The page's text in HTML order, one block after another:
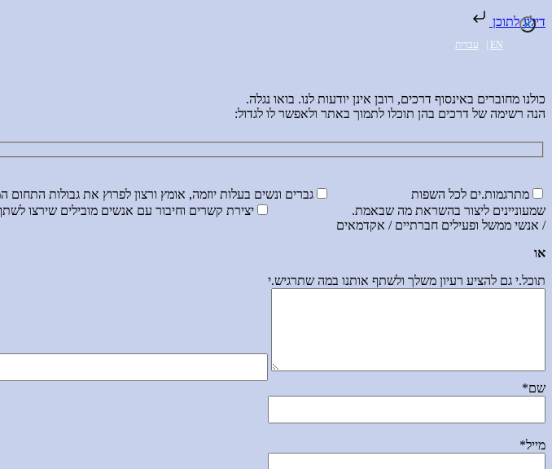
דילוג לתוכן
כולנו מחוברים באינסוף דרכים, רובן אינן יודעות לנו. בואו נגלה.
הנה רשימה של דרכים בהן תוכלו לתמוך באתר ולאפשר לו לגדול:
מתרגמות.ים לכל השפות גברים ונשים בעלות יוזמה, אומץ ורצון לפרוץ את גבולות
שמעוניינים ליצור בהשראת מה שבאמת.
/ אנשי ממשל ופעילים חברתיים / אקדמאים
או
תוכל.י גם להציע רעיון משלך ולשתף אותנו במה שתרגיש.י
שם*
מייל*
EN עברית